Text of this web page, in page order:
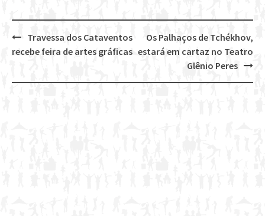
Post
Os Palhaços de Tchékhov,
estará em cartaz no Teatro
Glênio Peres
Travessa dos Cataventos
recebe feira de artes gráficas